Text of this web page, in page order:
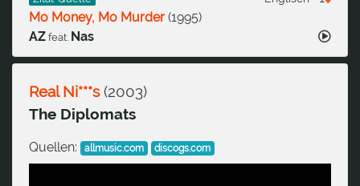
Mo Money, Mo Murder (1995)
AZ feat. Nas
Real Ni***s(2003)
The Diplomats
Quellen: allmusic.com discogs.com